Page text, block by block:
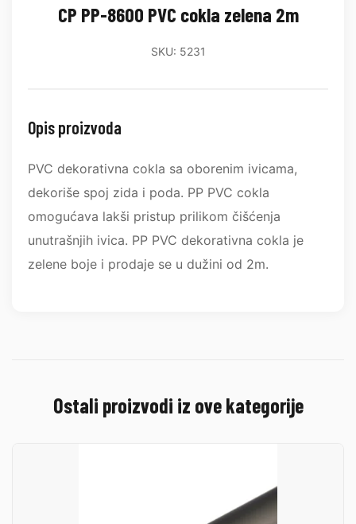
CP PP-8600 PVC cokla zelena 2m
SKU: 5231
Opis proizvoda
PVC dekorativna cokla sa oborenim ivicama,
dekoriše spoj zida i poda. PP PVC cokla
omogućava lakši pristup prilikom čišćenja
unutrašnjih ivica. PP PVC dekorativna cokla je
zelene boje i prodaje se u dužini od 2m.
Ostali proizvodi iz ove kategorije